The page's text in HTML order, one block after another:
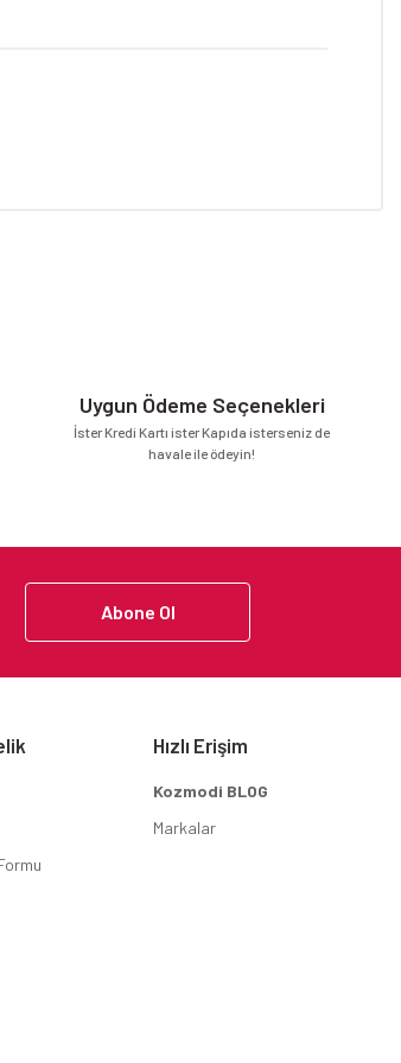
Uygun Ödeme Seçenekleri
İster Kredi Kartı ister Kapıda isterseniz de
havale ile ödeyin!
Abone Ol
Hızlı Erişim
Kozmodi BLOG
Markalar